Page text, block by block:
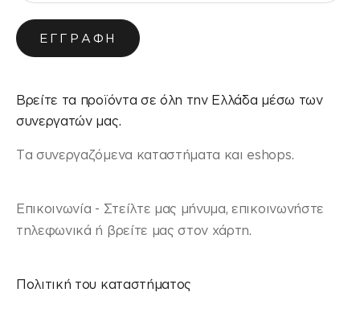
ΕΓΓΡΑΦΉ
Βρείτε τα προϊόντα σε όλη την Ελλάδα μέσω των
συνεργατών μας.
Τα συνεργαζόμενα καταστήματα και eshops.
Επικοινωνία - Στείλτε μας μήνυμα, επικοινωνήστε
τηλεφωνικά ή βρείτε μας στον χάρτη.
Πολιτική του καταστήματος